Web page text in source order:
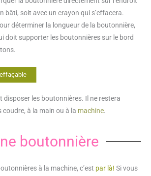
bâti, soit avec un crayon qui s’effacera.
déterminer la longueur de la boutonnière,
doit supporter les boutonnières sur le bord
disposer les boutonnières. Il ne restera
coudre, à la main ou à la machine.
boutonnière
à la machine, c’est par là! Si vous